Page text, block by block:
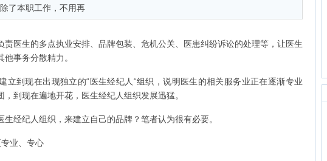
了本职工作，不用再
医生的多点执业安排、品牌包装、危机公关、医患纠纷诉讼的处理等，让医生
事务分散精力。
到现在出现独立的“医生经纪人“组织，说明医生的相关服务业正在逐渐专业
到现在遍地开花，医生经纪人组织发展迅猛。
纪人组织，来建立自己的品牌？笔者认为很有必要。
业、专心